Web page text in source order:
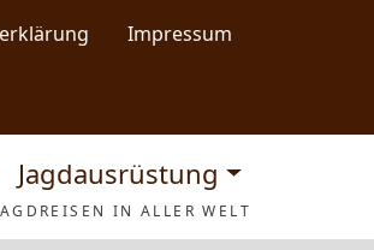
Impressum
Jagdausrüstung
IN ALLER WELT